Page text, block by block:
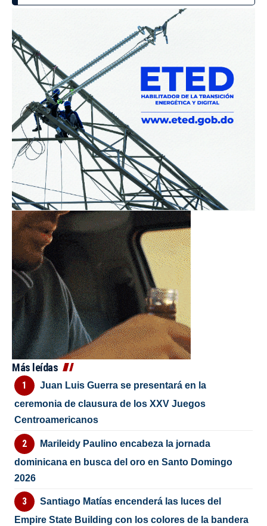
Más leídas
Juan Luis Guerra se presentará en la
ceremonia de clausura de los XXV Juegos
Centroamericanos
Marileidy Paulino encabeza la jornada
dominicana en busca del oro en Santo Domingo
2026
Santiago Matías encenderá las luces del
Empire State Building con los colores de la bandera